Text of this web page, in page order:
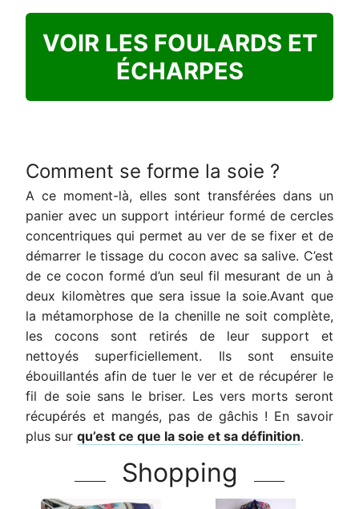
VOIR LES FOULARDS ET
ÉCHARPES
Comment se forme la soie ?
A ce moment-là, elles sont transférées dans un
panier avec un support intérieur formé de cercles
concentriques qui permet au ver de se fixer et de
démarrer le tissage du cocon avec sa salive. C’est
de ce cocon formé d’un seul fil mesurant de un à
deux kilomètres que sera issue la soie.Avant que
la métamorphose de la chenille ne soit complète,
les cocons sont retirés de leur support et
nettoyés superficiellement. Ils sont ensuite
ébouillantés afin de tuer le ver et de récupérer le
fil de soie sans le briser. Les vers morts seront
récupérés et mangés, pas de gâchis ! En savoir
plus surqu’est ce que la soie et sa définition.
Shopping